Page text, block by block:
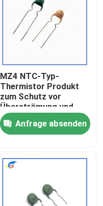
MZ4 NTC-Typ-
Thermistor Produkt
zum Schutz vor
Überströmung und
Überlastung
Anfrage absenden